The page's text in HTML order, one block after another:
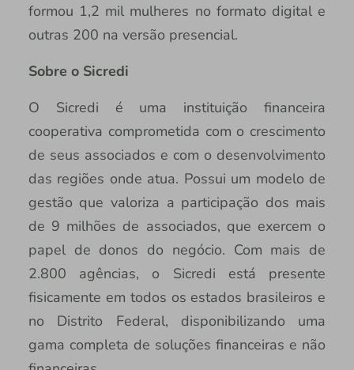
formou 1,2 mil mulheres no formato digital e
outras 200 na versão presencial.
Sobre o Sicredi
O Sicredi é uma instituição financeira
cooperativa comprometida com o crescimento
de seus associados e com o desenvolvimento
das regiões onde atua. Possui um modelo de
gestão que valoriza a participação dos mais
de 9 milhões de associados, que exercem o
papel de donos do negócio. Com mais de
2.800 agências, o Sicredi está presente
fisicamente em todos os estados brasileiros e
no Distrito Federal, disponibilizando uma
gama completa de soluções financeiras e não